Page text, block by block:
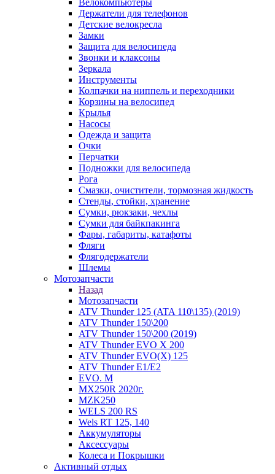
Велокомпьютеры
Держатели для телефонов
Детские велокресла
Замки
Защита для велосипеда
Звонки и клаксоны
Зеркала
Инструменты
Колпачки на ниппель и переходники
Корзины на велосипед
Крылья
Насосы
Одежда и защита
Очки
Перчатки
Подножки для велосипеда
Рога
Смазки, очистители, тормозная жидкость
Стенды, стойки, хранение
Сумки, рюкзаки, чехлы
Сумки для байкпакинга
Фары, габариты, катафоты
Фляги
Флягодержатели
Шлемы
Мотозапчасти
Назад
Мотозапчасти
ATV Thunder 125 (ATA 110\135) (2019)
ATV Thunder 150\200
ATV Thunder 150\200 (2019)
ATV Thunder EVO X 200
ATV Thunder EVO(X) 125
ATV Thunder Е1/Е2
EVO. M
MX250R 2020г.
MZK250
WELS 200 RS
Wels RT 125, 140
Аккумуляторы
Аксессуары
Колеса и Покрышки
Активный отдых